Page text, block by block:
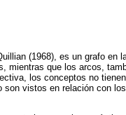
(1968), es un grafo en
mientras que los arcos,
los conceptos no
vistos en relación con